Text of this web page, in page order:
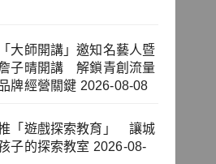
大師開講」邀知名藝人暨
子晴開講 解鎖青創流量
牌經營關鍵 2026-08-08
「遊戲探索教育」 讓城
子的探索教室 2026-08-